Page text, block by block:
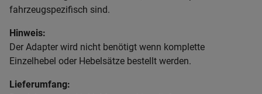
fahrzeugspezifisch sind.
Hinweis:
Der Adapter wird nicht benötigt wenn komplette
Einzelhebel oder Hebelsätze bestellt werden.
Lieferumfang: